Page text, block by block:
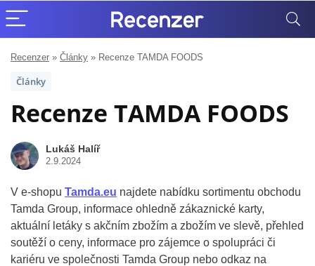
Recenzer » Články » Recenze TAMDA FOODS
Články
Recenze TAMDA FOODS
Lukáš Halíř
2.9.2024
V e-shopu Tamda.eu najdete nabídku sortimentu obchodu
Tamda Group, informace ohledně zákaznické karty,
aktuální letáky s akčním zbožím a zbožím ve slevě, přehled
soutěží o ceny, informace pro zájemce o spolupráci či
kariéru ve společnosti Tamda Group nebo odkaz na